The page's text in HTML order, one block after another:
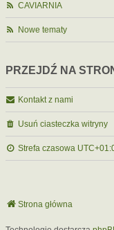
CAVIARNIA
Nowe tematy
PRZEJDŹ NA
Kontakt z nami
Usuń ciasteczka witryny
Strefa czasowa
Strona główna